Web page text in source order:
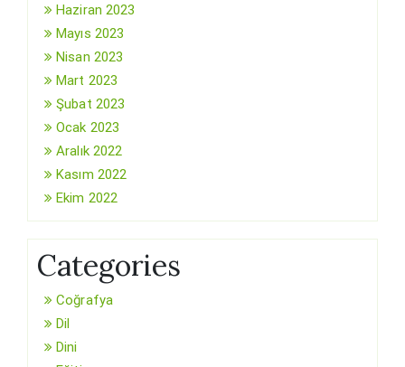
Haziran 2023
Mayıs 2023
Nisan 2023
Mart 2023
Şubat 2023
Ocak 2023
Aralık 2022
Kasım 2022
Ekim 2022
Categories
Coğrafya
Dil
Dini